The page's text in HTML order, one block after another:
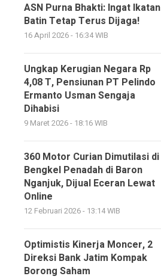
ASN Purna Bhakti: Ingat Ikatan
Batin Tetap Terus Dijaga!
16 April 2026 - 16:34 WIB
Ungkap Kerugian Negara Rp
4,08 T, Pensiunan PT Pelindo
Ermanto Usman Sengaja
Dihabisi
9 Maret 2026 - 18:16 WIB
360 Motor Curian Dimutilasi di
Bengkel Penadah di Baron
Nganjuk, Dijual Eceran Lewat
Online
12 Februari 2026 - 13:14 WIB
Optimistis Kinerja Moncer, 2
Direksi Bank Jatim Kompak
Borong Saham